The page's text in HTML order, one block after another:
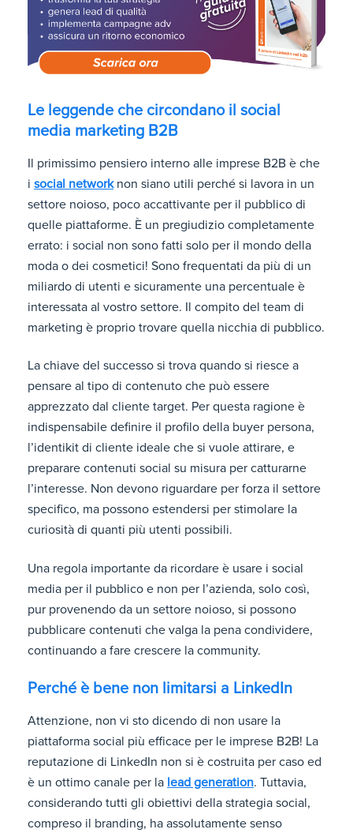
Le leggende che circondano il social
media marketing B2B
Il primissimo pensiero interno alle imprese B2B è che
i social networknon siano utili perché si lavora in un
settore noioso, poco accattivante per il pubblico di
quelle piattaforme. È un pregiudizio completamente
errato: i social non sono fatti solo per il mondo della
moda o dei cosmetici! Sono frequentati da più di un
miliardo di utenti e sicuramente una percentuale è
interessata al vostro settore. Il compito del team di
marketing è proprio trovare quella nicchia di pubblico.
La chiave del successo si trova quando si riesce a
pensare al tipo di contenuto che può essere
apprezzato dal cliente target. Per questa ragione è
indispensabile definire il profilo della buyer persona,
l’identikit di cliente ideale che si vuole attirare, e
preparare contenuti social su misura per catturarne
l’interesse. Non devono riguardare per forza il settore
specifico, ma possono estendersi per stimolare la
curiosità di quanti più utenti possibili.
Una regola importante da ricordare è usare i social
media per il pubblico e non per l’azienda, solo così,
pur provenendo da un settore noioso, si possono
pubblicare contenuti che valga la pena condividere,
continuando a fare crescere la community.
Perché è bene non limitarsi a LinkedIn
Attenzione, non vi sto dicendo di non usare la
piattaforma social più efficace per le imprese B2B! La
reputazione di LinkedIn non si è costruita per caso ed
è un ottimo canale per la lead generation. Tuttavia,
considerando tutti gli obiettivi della strategia social,
compreso il branding, ha assolutamente senso